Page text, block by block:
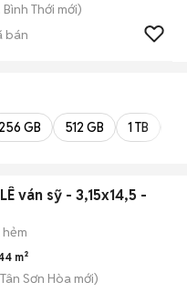
Bình Thới mới)
bán
GB 512 GB 1 TB
ván sỹ - 3,15x14,5 -
m²
Tân Sơn Hòa mới)